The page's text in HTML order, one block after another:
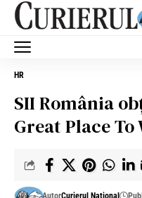
HR
SII România
Great Place To
AutorCurierul Național